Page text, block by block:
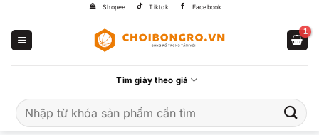
Shopee Tiktok Facebook
Tìm giày theo giá
kiếm: